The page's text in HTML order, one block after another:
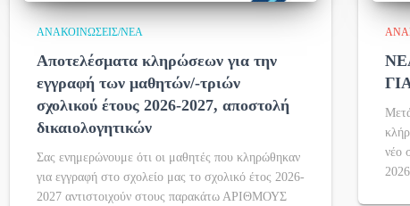
ΑΝΑΚΟΙΝΏΣΕΙΣ/ΝΈΑ
Αποτελέσματα κληρώσεων για την
εγγραφή των μαθητών/-τριών
σχολικού έτους 2026-2027, αποστολή
δικαιολογητικών
Σας ενημερώνουμε ότι οι μαθητές που κληρώθηκαν
για εγγραφή στο σχολείο μας το σχολικό έτος 2026-
2027 αντιστοιχούν στους παρακάτω ΑΡΙΘΜΟΥΣ
νέο